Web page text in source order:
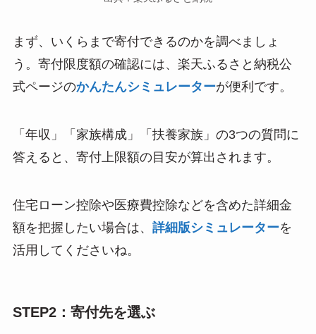
まず、いくらまで寄付できるのかを調べましょ
う。寄付限度額の確認には、楽天ふるさと納税公
式ページのかんたんシミュレーターが便利です。
「年収」「家族構成」「扶養家族」の3つの質問に
答えると、寄付上限額の目安が算出されます。
住宅ローン控除や医療費控除などを含めた詳細金
額を把握したい場合は、 詳細版シミュレーターを
活用してくださいね。
STEP2：寄付先を選ぶ